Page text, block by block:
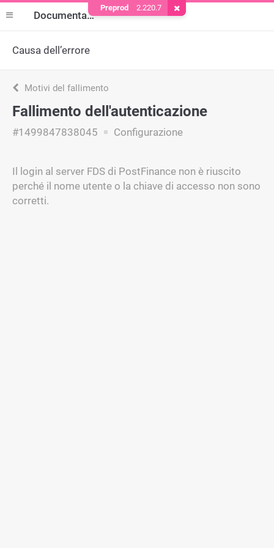
Documentazione
Causa dell’errore
Motivi del fallimento
Fallimento dell'autenticazione
#1499847838045 Configurazione
Il login al server FDS di PostFinance non è riuscito
perché il nome utente o la chiave di accesso non sono
corretti.
Preprod 2.220.7 Rimuovere il cookie